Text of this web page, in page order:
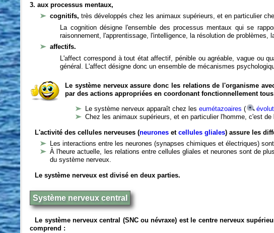
3. aux processus mentaux,
cognitifs,très développés chez les animaux supérieurs, et en particulier
La cognition désigne l'ensemble des processus mentaux qui se
raisonnement, l'apprentissage, l'intelligence, la résolution de
affectifs.
L'affect correspond à tout état affectif, pénible ou agréable, vague ou
général. L'affect désigne donc un ensemble de mécanismes
Le système nerveux assure donc les relations de l'organisme
par des actions appropriées en coordonant fonctionnellement
Le système nerveux apparaît chez leseumétazoaires (
Chez les animaux supérieurs, et en particulier l'homme, c'est
L'activité des cellules nerveuses (neurones etcellules gliales) assure les
Les interactions entre les neurones (synapses chimiques et électriques)
À l'heure actuelle, les relations entre cellules gliales et neurones sont de
du système nerveux.
Le système nerveux est divisé en deux parties.
Système nerveux central
Le système nerveux central (SNC ou névraxe) est le centre nerveux
comprend :